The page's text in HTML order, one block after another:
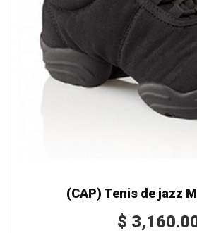
(CAP) Tenis de jazz
$